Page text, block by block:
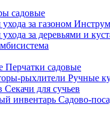
садовые
Перчатки садовые
Ручные
Секачи для сучьев
Садово-